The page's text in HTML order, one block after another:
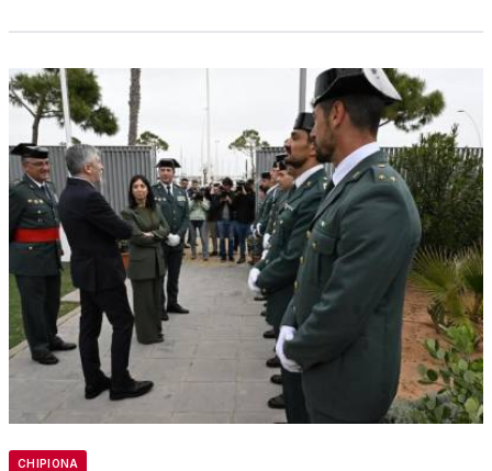
CHIPIONA